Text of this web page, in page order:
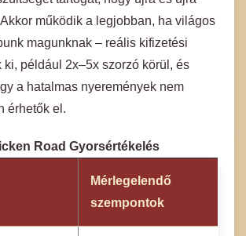
működik a legjobban, ha világos
magunknak – reális kifizetési
ki, például 2x–5x szorzó körül, és
a hatalmas nyeremények nem
érhetők el.
Road Gyorsértékelés
Mérlegelendő
szempontok